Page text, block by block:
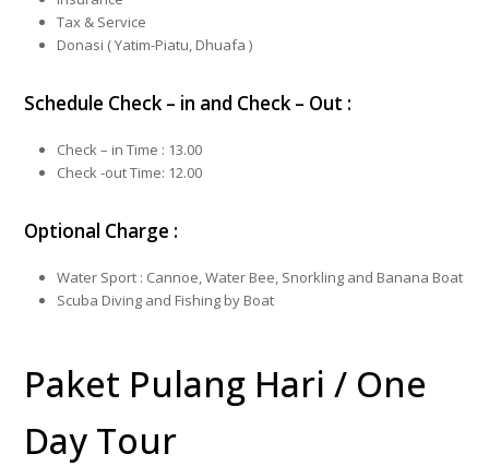
Tax & Service
Donasi ( Yatim-Piatu, Dhuafa )
Schedule Check – in and Check – Out :
Check – in Time : 13.00
Check -out Time: 12.00
Optional Charge :
Water Sport : Cannoe, Water Bee, Snorkling and Banana Boat
Scuba Diving and Fishing by Boat
Paket Pulang Hari / One
Day Tour